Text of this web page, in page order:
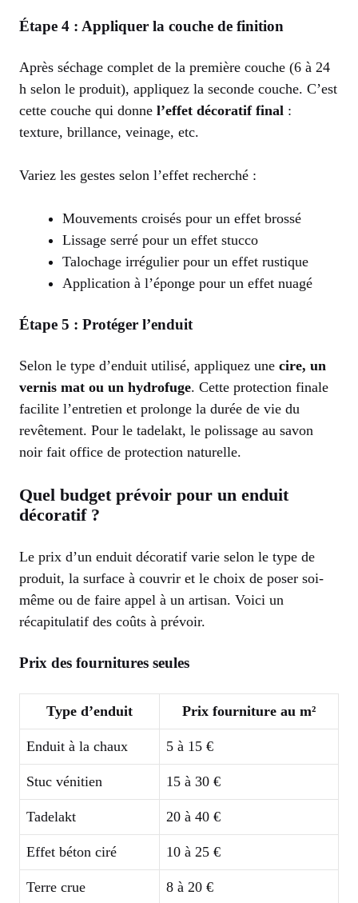
Étape 4 : Appliquer la couche de finition
Après séchage complet de la première couche (6 à 24
h selon le produit), appliquez la seconde couche. C’est
cette couche qui donne l’effet décoratif final :
texture, brillance, veinage, etc.
Variez les gestes selon l’effet recherché :
Mouvements croisés pour un effet brossé
Lissage serré pour un effet stucco
Talochage irrégulier pour un effet rustique
Application à l’éponge pour un effet nuagé
Étape 5 : Protéger l’enduit
Selon le type d’enduit utilisé, appliquez une cire, un
vernis mat ou un hydrofuge. Cette protection finale
facilite l’entretien et prolonge la durée de vie du
revêtement. Pour le tadelakt, le polissage au savon
noir fait office de protection naturelle.
Quel budget prévoir pour un enduit
décoratif ?
Le prix d’un enduit décoratif varie selon le type de
produit, la surface à couvrir et le choix de poser soi-
même ou de faire appel à un artisan. Voici un
récapitulatif des coûts à prévoir.
Prix des fournitures seules
Type d’enduit Prix fourniture au m²
Enduit à la chaux 5 à 15 €
Stuc vénitien 15 à 30 €
Tadelakt 20 à 40 €
Effet béton ciré 10 à 25 €
Terre crue 8 à 20 €